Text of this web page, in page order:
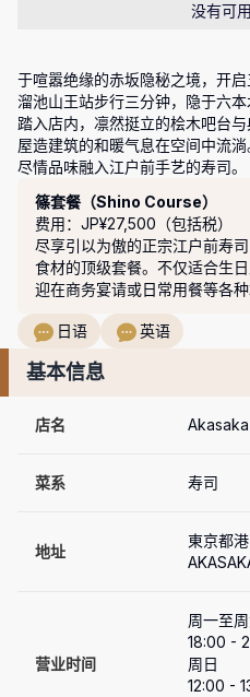
没有可
于喧嚣绝缘的赤坂隐秘之境，开启
溜池山王站步行三分钟，隐于六本
踏入店内，凛然挺立的桧木吧台
屋造建筑的和暖气息在空间中流
篠套餐（Shino Course）
费用：JP¥27,500（包括税）
尽享引以为傲的正宗江户前寿
食材的顶级套餐。不仅适合生
迎在商务宴请或日常用餐等各种
日语 英语
基本信息
店名
菜系 寿司
地址
東京都
营业时间
周一至
18:00 -
周日
12:00 -